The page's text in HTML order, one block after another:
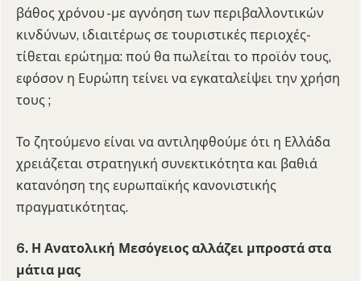
βάθος χρόνου -με αγνόηση των περιβαλλοντικών
κινδύνων, ιδιαιτέρως σε τουριστικές περιοχές-
τίθεται ερώτημα: πού θα πωλείται το προϊόν τους,
εφόσον η Ευρώπη τείνει να εγκαταλείψει την χρήση
τους ;
Το ζητούμενο είναι να αντιληφθούμε ότι η Ελλάδα
χρειάζεται στρατηγική συνεκτικότητα και βαθιά
κατανόηση της ευρωπαϊκής κανονιστικής
πραγματικότητας.
6. Η Ανατολική Μεσόγειος αλλάζει μπροστά στα
μάτια μας